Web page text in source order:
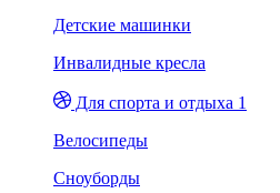
Детские машинки
Инвалидные кресла
Для спорта и отдыха 1
Велосипеды
Сноуборды